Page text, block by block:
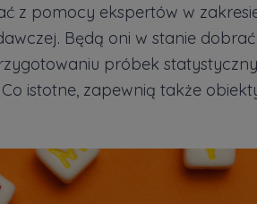
z pomocy ekspertów w
Będą oni w stanie dobrać
próbek
istotne, zapewnią także